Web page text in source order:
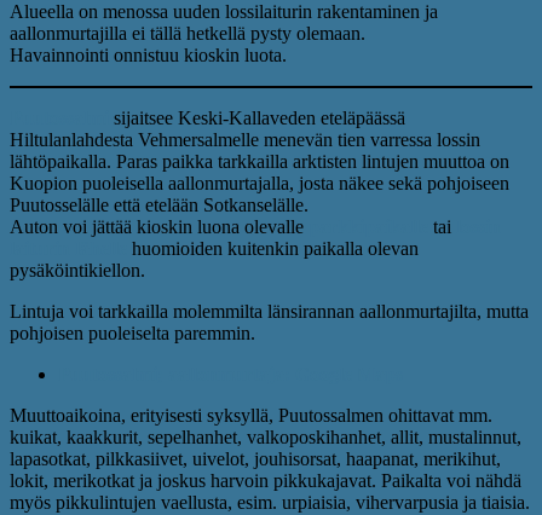
Alueella on menossa uuden lossilaiturin rakentaminen ja
aallonmurtajilla ei tällä hetkellä pysty olemaan.
Havainnointi onnistuu kioskin luota.
sijaitsee Keski-Kallaveden eteläpäässä
Hiltulanlahdesta Vehmersalmelle menevän tien varressa lossin
lähtöpaikalla. Paras paikka tarkkailla arktisten lintujen muuttoa on
Kuopion puoleisella aallonmurtajalla, josta näkee sekä pohjoiseen
Puutosselälle että etelään Sotkanselälle.
Auton voi jättää kioskin luona olevalle
tai
huomioiden kuitenkin paikalla olevan
pysäköintikiellon.
Lintuja voi tarkkailla molemmilta länsirannan aallonmurtajilta, mutta
pohjoisen puoleiselta paremmin.
Muuttoaikoina, erityisesti syksyllä, Puutossalmen ohittavat mm.
kuikat, kaakkurit, sepelhanhet, valkoposkihanhet, allit, mustalinnut,
lapasotkat, pilkkasiivet, uivelot, jouhisorsat, haapanat, merikihut,
lokit, merikotkat ja joskus harvoin pikkukajavat. Paikalta voi nähdä
myös pikkulintujen vaellusta, esim. urpiaisia, vihervarpusia ja tiaisia.